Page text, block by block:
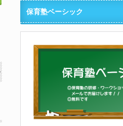
保育塾ベーシック